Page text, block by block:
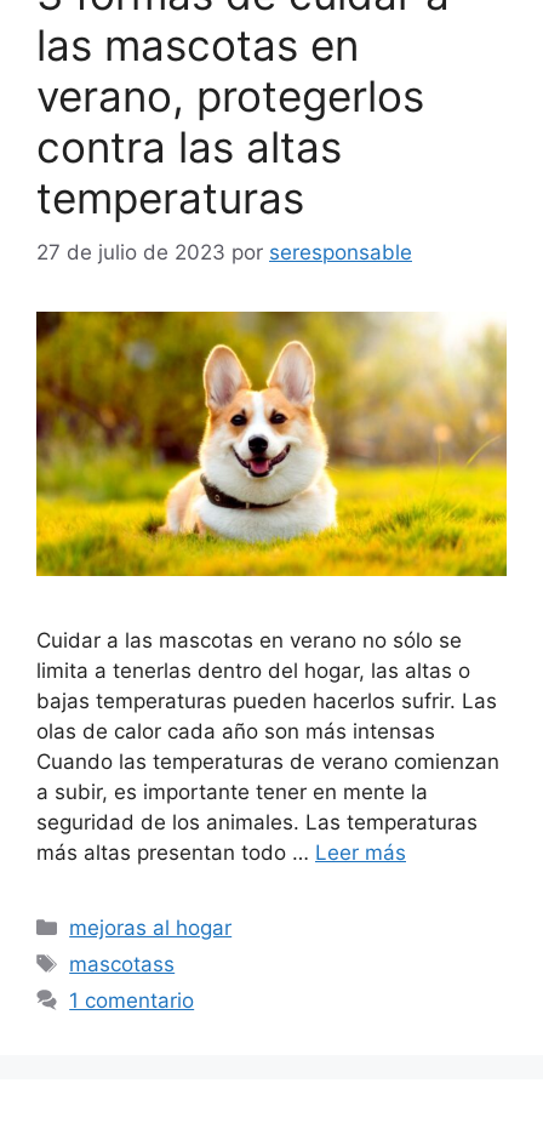
las mascotas en
verano, protegerlos
contra las altas
temperaturas
27 de julio de 2023 por seresponsable
Cuidar a las mascotas en verano no sólo se
limita a tenerlas dentro del hogar, las altas o
bajas temperaturas pueden hacerlos sufrir. Las
olas de calor cada año son más intensas
Cuando las temperaturas de verano comienzan
a subir, es importante tener en mente la
seguridad de los animales. Las temperaturas
más altas presentan todo … Leer más
Categorías
mejoras al hogar
Etiquetas
mascotass
1 comentario